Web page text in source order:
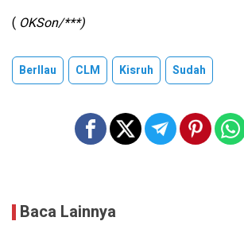
( OKSon/***)
Berllau CLM Kisruh Sudah
Baca Lainnya